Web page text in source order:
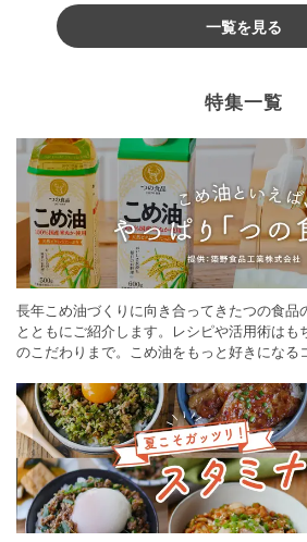
一覧を見る
特集一覧
長年こめ油づくりに向き合ってきたつの食品
とともにご紹介します。レシピや活用術は
のこだわりまで。こめ油をもっと好きになる